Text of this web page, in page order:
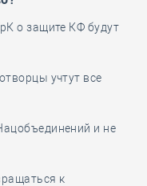
о защите КФ будут
учтут все
и не
к